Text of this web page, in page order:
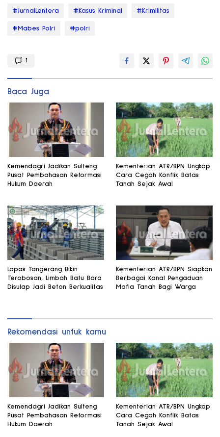
#JurnalLentera #Kasus Kriminal #Krimilitas
#Mabes Polri #polri
1
Baca Juga
Kemendagri Jadikan Sulteng
Pusat Pembahasan Reformasi
Hukum Daerah
Kementerian ATR/BPN Ungkap
Cara Cegah Konflik Batas
Tanah Sejak Awal
Lapas Tangerang Bikin
Terobosan, Limbah Batu Bara
Disulap Jadi Beton Berkualitas
Kementerian ATR/BPN Siapkan
Berbagai Kanal Pengaduan
Mafia Tanah Bagi Warga
Rekomendasi untuk kamu
Kemendagri Jadikan Sulteng
Pusat Pembahasan Reformasi
Hukum Daerah
Kementerian ATR/BPN Ungkap
Cara Cegah Konflik Batas
Tanah Sejak Awal